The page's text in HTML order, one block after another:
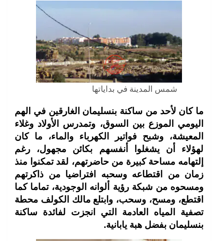
شمس المدينة في بداياتها
ما كان لأحد من ساكنة بنسليمان الغارقين في الهم
اليومي الموزع بين السوق، وتمدرس الأولاد وغلاء
المعيشة، وشبح فواتير الكهرباء والماء، ما كان
لهؤلاء أن يشغلوا أنفسهم بكائن مجهول، رغم
إلتهامه مساحة كبيرة من حاضرتهم، لقد تمكنوا منذ
زمان من اقتطاعه وسحبه افتراضيا من ذاكرتهم
ومسحوه من شبكة رؤية ألوانه الوجودية، تماما كما
اقتطع، ومسح، وسحب، وابتلع مالك الكولف محطة
تصفية المياه العادمة التي انجزت لفائدة ساكنة
بنسليمان بفضل هبة يابانية.